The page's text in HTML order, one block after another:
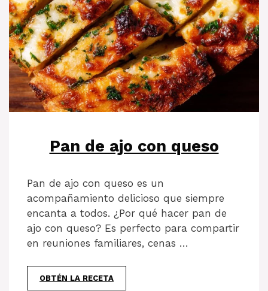
Pan de ajo con queso
Pan de ajo con queso es un
acompañamiento delicioso que siempre
encanta a todos. ¿Por qué hacer pan de
ajo con queso? Es perfecto para compartir
en reuniones familiares, cenas …
OBTÉN LA RECETA